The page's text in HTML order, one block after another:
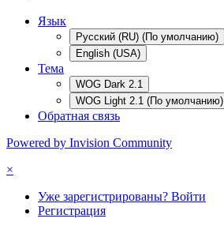
Язык
Русский (RU) (По умолчанию)
English (USA)
Тема
WOG Dark 2.1
WOG Light 2.1 (По умолчанию)
Обратная связь
Powered by Invision Community
×
Уже зарегистрированы? Войти
Регистрация